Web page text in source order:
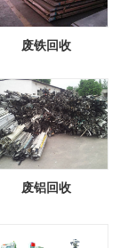
废铁回收
废铝回收